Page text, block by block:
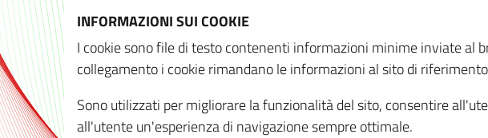
INFORMAZIONI SUI COOKIE
I cookie sono file di testo contenenti informazioni minime inviate al
collegamento i cookie rimandano le informazioni al sito di
Sono utilizzati per migliorare la funzionalità del sito, consentire
all'utente un'esperienza di navigazione sempre ottimale.